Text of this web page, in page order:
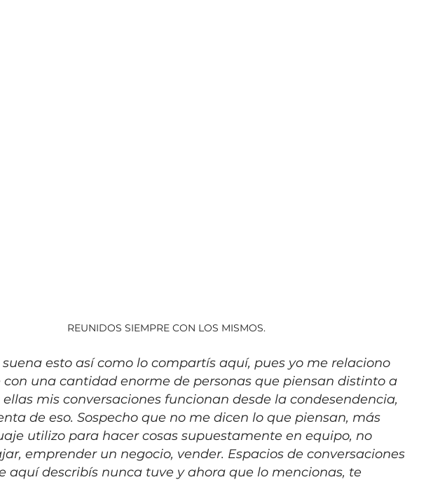
REUNIDOS SIEMPRE CON LOS MISMOS.
esto así como lo compartís aquí, pues yo me relaciono
una cantidad enorme de personas que piensan distinto a
mis conversaciones funcionan desde la condesendencia,
de eso. Sospecho que no me dicen lo que piensan, más
utilizo para hacer cosas supuestamente en equipo, no
emprender un negocio, vender. Espacios de conversaciones
aquí describís nunca tuve y ahora que lo mencionas, te